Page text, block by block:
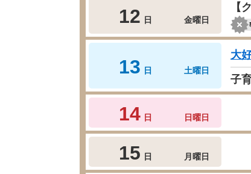
12 日 金曜日
【
13 日 土曜日
大
子
14 日 日曜日
15 日 月曜日